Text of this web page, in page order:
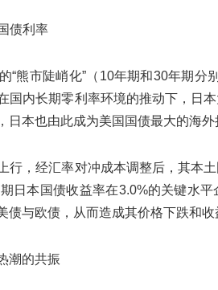
债利率
“熊市陡峭化”（10年期和30年期分
国内长期零利率环境的推动下，日
日本也由此成为美国国债最大的海外
行，经汇率对冲成本调整后，其本
日本国债收益率在3.0%的关键水
债与欧债，从而造成其价格下跌和收
潮的共振